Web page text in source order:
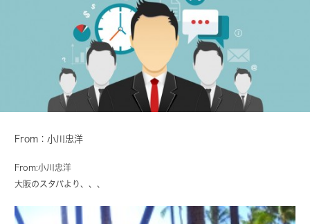
From：小川忠洋
From:小川忠洋
大阪のスタバより、、、